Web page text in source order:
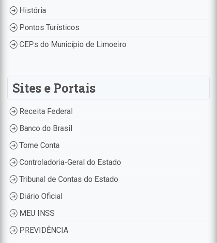
História
Pontos Turísticos
CEPs do Município de Limoeiro
Sites e Portais
Receita Federal
Banco do Brasil
Tome Conta
Controladoria-Geral do Estado
Tribunal de Contas do Estado
Diário Oficial
MEU INSS
PREVIDÊNCIA